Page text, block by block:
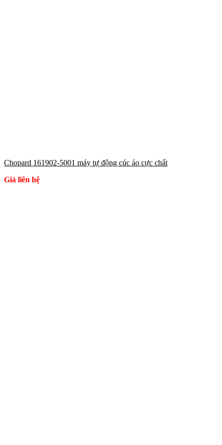
Chopard 161902-5001 máy tự động cúc áo cực chất
Giá liên hệ